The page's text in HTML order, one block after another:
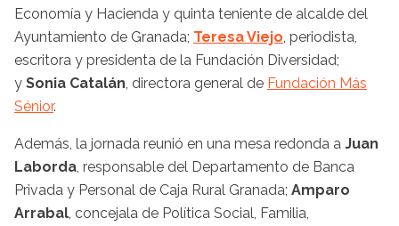
Economía y Hacienda y quinta teniente de alcalde del
Ayuntamiento de Granada; Teresa Viejo, periodista,
escritora y presidenta de la Fundación Diversidad;
y Sonia Catalán, directora general de Fundación Más
Sénior.
Además, la jornada reunió en una mesa redonda a Juan
Laborda, responsable del Departamento de Banca
Privada y Personal de Caja Rural Granada; Amparo
Arrabal, concejala de Política Social, Familia,